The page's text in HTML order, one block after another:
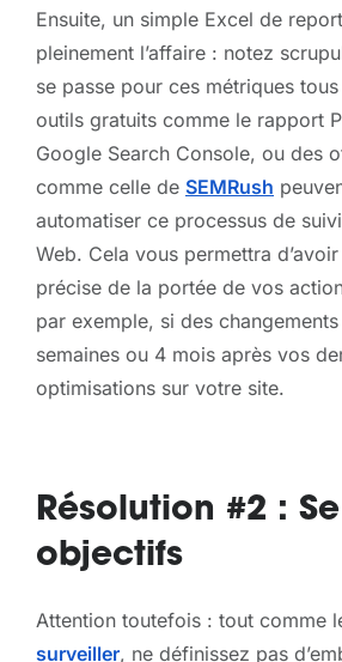
Ensuite, un simple Excel de
pleinement l’affaire : notez
se passe pour ces métriques
outils gratuits comme le rapport
Google Search Console, ou des
comme celle de SEMRush
automatiser ce processus de
Web. Cela vous permettra
précise de la portée de vos
par exemple, si des
semaines ou 4 mois après vos
optimisations sur votre site.
Résolution #2 :
objectifs
Attention toutefois : tout comme
surveiller, ne définissez pas